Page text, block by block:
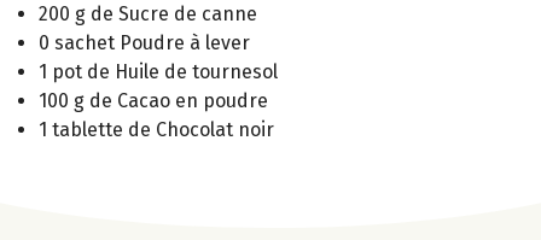
200 g de Sucre de canne
0 sachet Poudre à lever
1 pot de Huile de tournesol
100 g de Cacao en poudre
1 tablette de Chocolat noir